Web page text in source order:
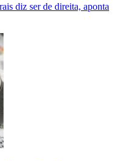
diz ser de direita, aponta